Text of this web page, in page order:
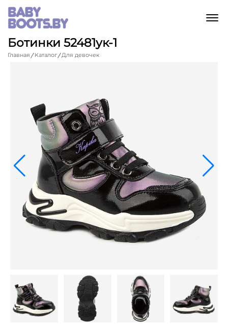
Ботинки 52481ук-1
Главная Каталог Для девочек